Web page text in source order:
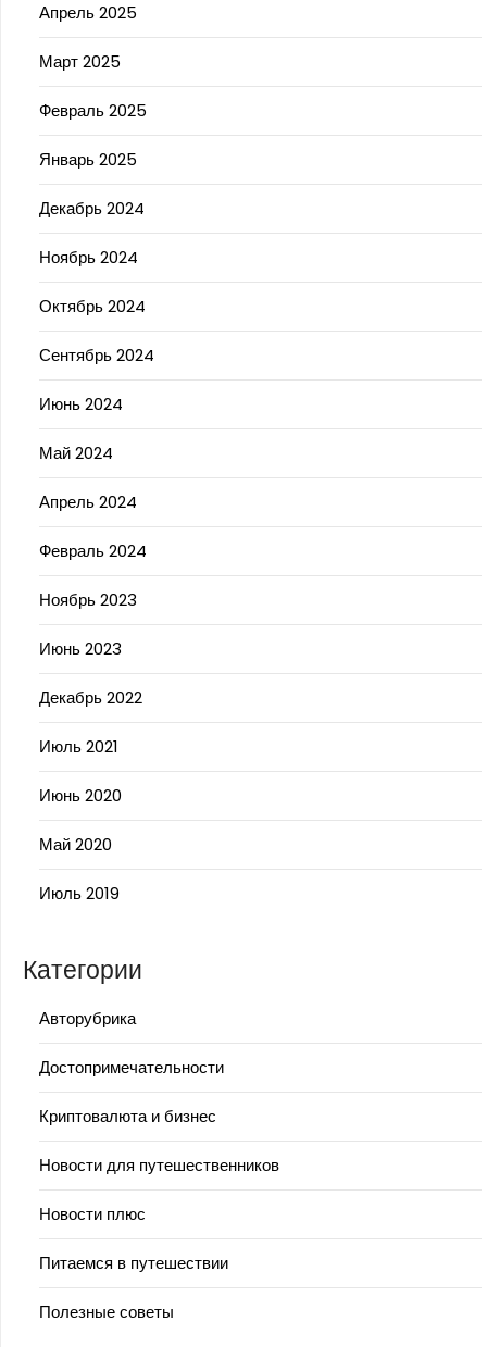
Апрель 2025
Март 2025
Февраль 2025
Январь 2025
Декабрь 2024
Ноябрь 2024
Октябрь 2024
Сентябрь 2024
Июнь 2024
Май 2024
Апрель 2024
Февраль 2024
Ноябрь 2023
Июнь 2023
Декабрь 2022
Июль 2021
Июнь 2020
Май 2020
Июль 2019
Категории
Авторубрика
Достопримечательности
Криптовалюта и бизнес
Новости для путешественников
Новости плюс
Питаемся в путешествии
Полезные советы